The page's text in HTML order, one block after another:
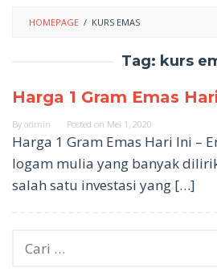
HOMEPAGE / KURS EMAS
Tag: kurs
Harga 1 Gram Emas
By admin Posted on Mei 1, 2020
Harga 1 Gram Emas Hari Ini –
logam mulia yang banyak
salah satu investasi yang […]
Cari